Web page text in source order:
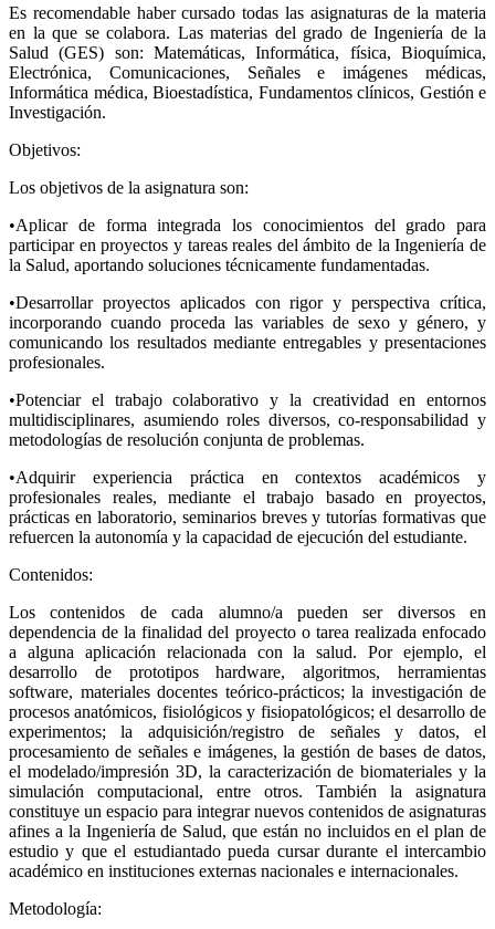
Es recomendable haber cursado todas las asignaturas de la materia
en la que se colabora. Las materias del grado de Ingeniería de la
Salud (GES) son: Matemáticas, Informática, física, Bioquímica,
Electrónica, Comunicaciones, Señales e imágenes médicas,
Informática médica, Bioestadística, Fundamentos clínicos, Gestión e
Investigación.
Objetivos:
Los objetivos de la asignatura son:
•Aplicar de forma integrada los conocimientos del grado para
participar en proyectos y tareas reales del ámbito de la Ingeniería de
la Salud, aportando soluciones técnicamente fundamentadas.
•Desarrollar proyectos aplicados con rigor y perspectiva crítica,
incorporando cuando proceda las variables de sexo y género, y
comunicando los resultados mediante entregables y presentaciones
profesionales.
•Potenciar el trabajo colaborativo y la creatividad en entornos
multidisciplinares, asumiendo roles diversos, co-responsabilidad y
metodologías de resolución conjunta de problemas.
•Adquirir experiencia práctica en contextos académicos y
profesionales reales, mediante el trabajo basado en proyectos,
prácticas en laboratorio, seminarios breves y tutorías formativas que
refuercen la autonomía y la capacidad de ejecución del estudiante.
Contenidos:
Los contenidos de cada alumno/a pueden ser diversos en
dependencia de la finalidad del proyecto o tarea realizada enfocado
a alguna aplicación relacionada con la salud. Por ejemplo, el
desarrollo de prototipos hardware, algoritmos, herramientas
software, materiales docentes teórico-prácticos; la investigación de
procesos anatómicos, fisiológicos y fisiopatológicos; el desarrollo de
experimentos; la adquisición/registro de señales y datos, el
procesamiento de señales e imágenes, la gestión de bases de datos,
el modelado/impresión 3D, la caracterización de biomateriales y la
simulación computacional, entre otros. También la asignatura
constituye un espacio para integrar nuevos contenidos de asignaturas
afines a la Ingeniería de Salud, que están no incluidos en el plan de
estudio y que el estudiantado pueda cursar durante el intercambio
académico en instituciones externas nacionales e internacionales.
Metodología: